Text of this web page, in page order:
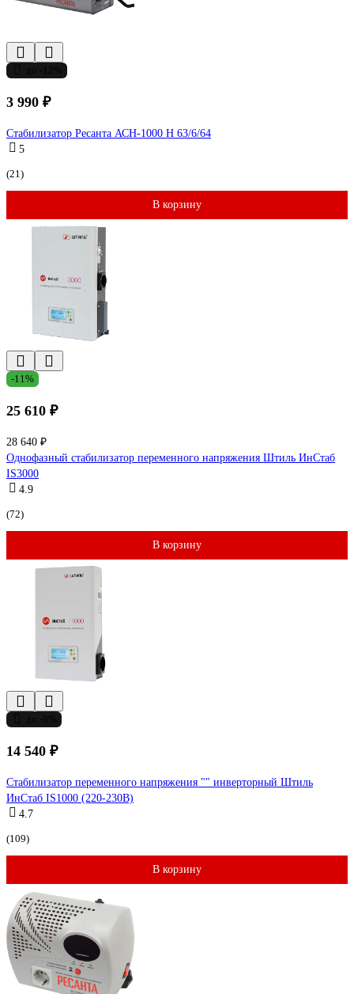
3 990 ₽
Стабилизатор Ресанта АСН-1000 Н 63/6/64
5
(21)
В корзину
-11%
25 610 ₽
28 640 ₽
Однофазный стабилизатор переменного напряжения Штиль ИнСтаб
IS3000
4.9
(72)
В корзину
14 540 ₽
Стабилизатор переменного напряжения "" инверторный Штиль
ИнСтаб IS1000 (220-230В)
4.7
(109)
В корзину